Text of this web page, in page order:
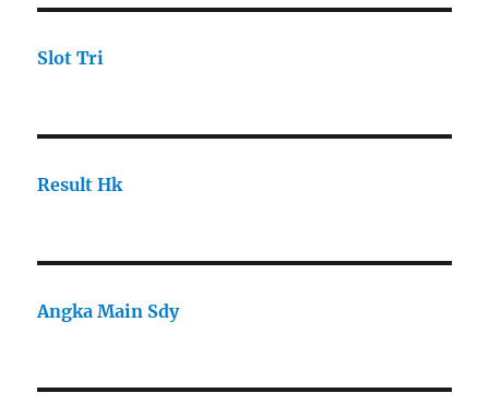
Slot Tri
Result Hk
Angka Main Sdy